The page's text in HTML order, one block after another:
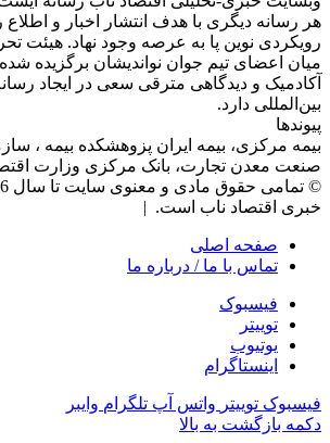
هر رسانه دیگری با هدف انتشار اخبار و اطلاع
رویکردی نوین پا به عرصه وجود نهاد. هیئت
میان اعضای تیم جوان نواندیشان برگزیده
آکادمیک و دیدگاهی‌ مترقی سعی در ایجاد
بین‌المللی دارد.
پیوندها
بیمه مرکزی، بیمه ایران پزوهشکده بیمه ،
صنعت معدن تجارت، بانک مرکزی وزارت
خبری اقتصاد ناب است. |
صفحه اصلی
تماس با ما / درباره ما
فیسبوک
توییتر
یوتیوب
اینستاگرام
فیسبوک توییتر واتس آپ تلگرام وایبر
دکمه بازگشت به بالا